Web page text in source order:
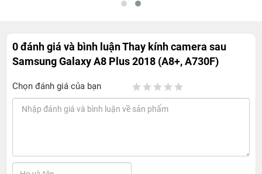
0 đánh giá và bình luậnThay kính camera sau
Samsung Galaxy A8 Plus 2018 (A8+, A730F)
Chọn đánh giá của bạn